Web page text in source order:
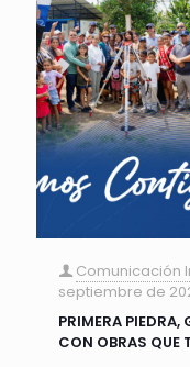
Comunicación
septiembre de
PRIMERA
CON OBRAS QUE